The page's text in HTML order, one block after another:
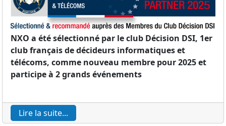
NXO a été sélectionné par le club Décision DSI, 1er
club français de décideurs informatiques et
télécoms, comme nouveau membre pour 2025 et
participe à 2 grands événements
Lire la suite...